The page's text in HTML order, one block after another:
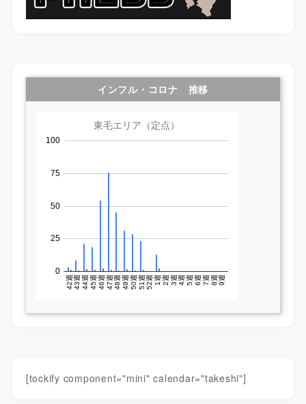
インフル・コロナ 推移
[tockify component="mini" calendar="takeshi"]